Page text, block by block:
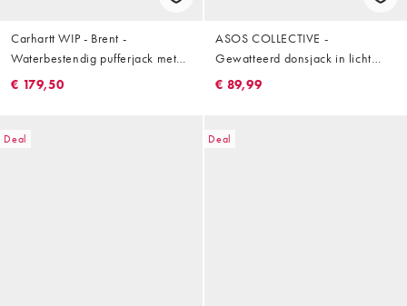
Carhartt WIP - Brent -
Waterbestendig pufferjack met
afneembare capuchon in groen
€ 179,50
ASOS COLLECTIVE -
Gewatteerd donsjack in licht
kaki
€ 89,99
Deal Deal